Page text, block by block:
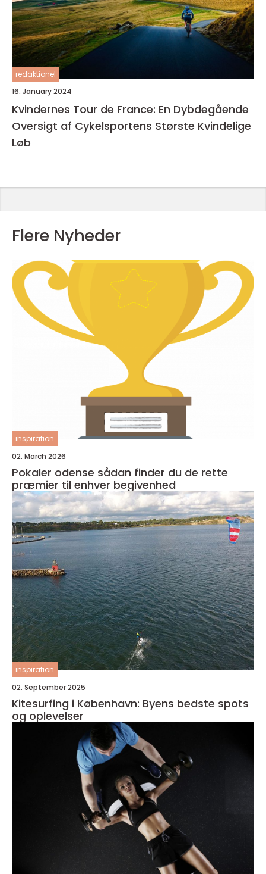
redaktionel
16. January 2024
Kvindernes Tour de France: En Dybdegående
Oversigt af Cykelsportens Største Kvindelige
Løb
Flere Nyheder
inspiration
02. March 2026
Pokaler odense sådan finder du de rette
præmier til enhver begivenhed
inspiration
02. September 2025
Kitesurfing i København: Byens bedste spots
og oplevelser